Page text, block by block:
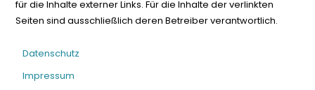
für die Inhalte externer Links. Für die Inhalte der verlinkten
Seiten sind ausschließlich deren Betreiber verantwortlich.
Datenschutz
Impressum